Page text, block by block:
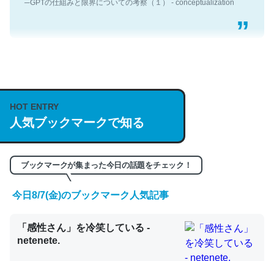
説してる記事が少ないので貴重な良記事。/続編来た
https://isobe324649.hatenablog.com/entry/2023/03/27
/064121
─GPTの仕組みと限界についての考察（１） - conceptualization
くらい。小説でいう「ずっと前の伏線」は回収されないけ
ど、短期記憶というには多い分量。進化すればするほど分
HOT ENTRY
人気ブックマークで知る
ブックマークが集まった今日の話題をチェック！
今日8/7(金)のブックマーク人気記事
「感性さん」を冷笑している -
netenete.